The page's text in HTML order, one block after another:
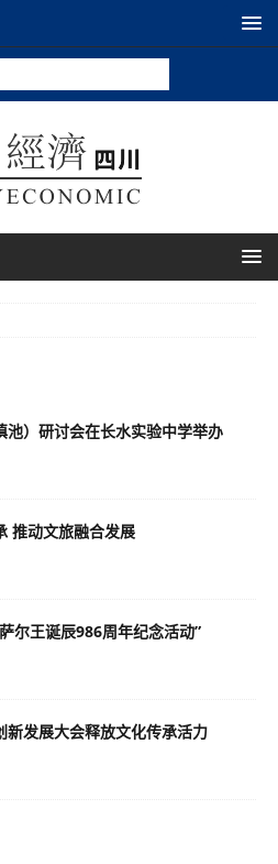
）研讨会在长水实验中学举办
推动文旅融合发展
尔王诞辰986周年纪念活动”
发展大会释放文化传承活力